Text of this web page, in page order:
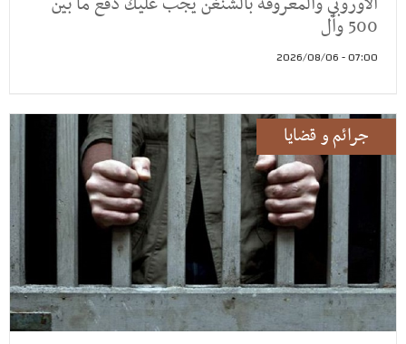
500 وأل
07:00 - 2026/08/06
جرائم و قضايا